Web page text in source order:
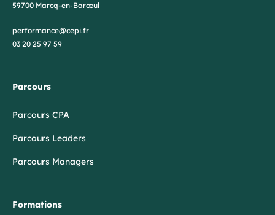
59700 Marcq-en-Barœul
performance@cepi.fr
03 20 25 97 59
Parcours
Parcours CPA
Parcours Leaders
Parcours Managers
Formations